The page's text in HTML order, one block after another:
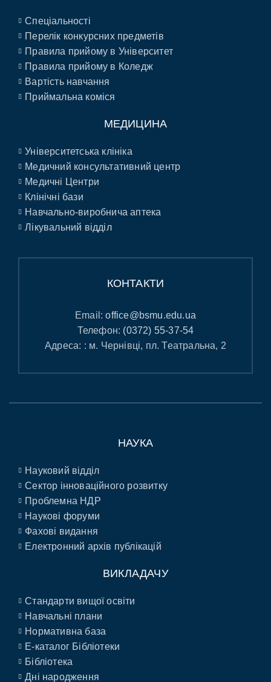
Спеціальності
Перелік конкурсних предметів
Правила прийому в Університет
Правила прийому в Коледж
Вартість навчання
Приймальна коміся
МЕДИЦИНА
Університетська клініка
Медичний консультативний центр
Медичні Центри
Клінічні бази
Навчально-виробнича аптека
Лікувальний відділ
КОНТАКТИ
Email:office@bsmu.edu.ua
Телефон: (0372) 55-37-54
Адреса: : м. Чернівці, пл. Театральна, 2
НАУКА
Науковий відділ
Сектор інноваційного розвитку
Проблемна НДР
Наукові форуми
Фахові видання
Електронний архів публікацій
ВИКЛАДАЧУ
Стандарти вищої освіти
Навчальні плани
Нормативна база
E-каталог Бібліотеки
Бібліотека
Дні народження